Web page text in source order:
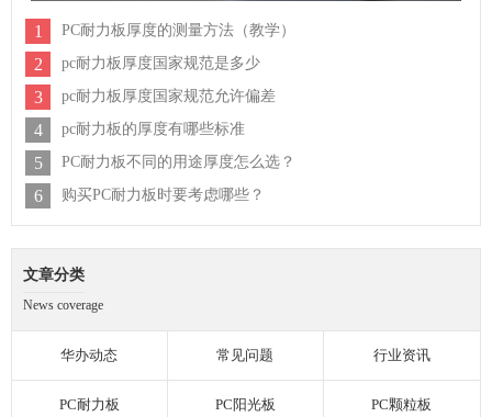
1 PC耐力板厚度的测量方法（教学）
2 pc耐力板厚度国家规范是多少
3 pc耐力板厚度国家规范允许偏差
4 pc耐力板的厚度有哪些标准
5 PC耐力板不同的用途厚度怎么选？
6 购买PC耐力板时要考虑哪些？
文章分类
News coverage
华办动态 常见问题 行业资讯
PC耐力板 PC阳光板 PC颗粒板